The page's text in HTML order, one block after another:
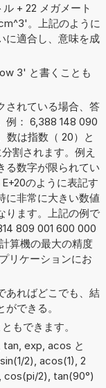
+ 22 メガメート
。上記のように
に適合し、意味を成
3' と書くことも
されている場合、答
例： 6,388 148 090
数は指数（ 20）と
割されます。例え
る数字が限られてい
のように表記す
に非常に大きい数値
ります。上記の例で
809 001 600 000
算機の最大の精度
リケーションにお
あればどこでも、結
できる。
もできます。
exp, acos と
2), acos(1), 2
2), tan(90°)